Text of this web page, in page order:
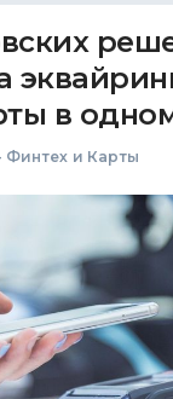
в
Финтех и Карты